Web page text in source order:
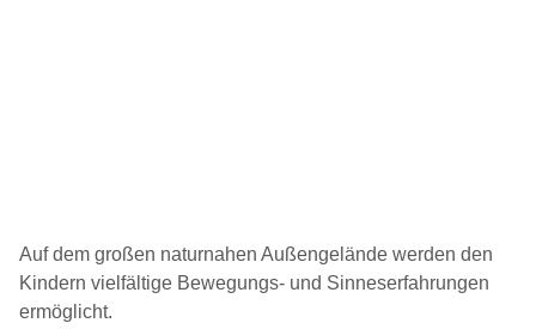
Auf dem großen naturnahen Außengelände werden den
Kindern vielfältige Bewegungs- und Sinneserfahrungen
ermöglicht.